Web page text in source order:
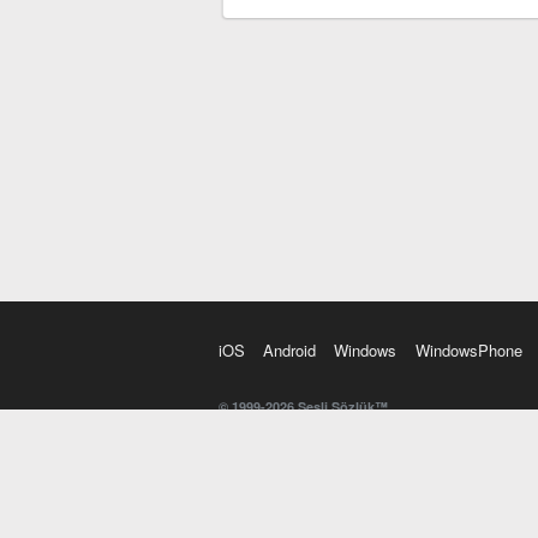
iOS Android Windows WindowsPhone
© 1999-2026 Sesli Sözlük™